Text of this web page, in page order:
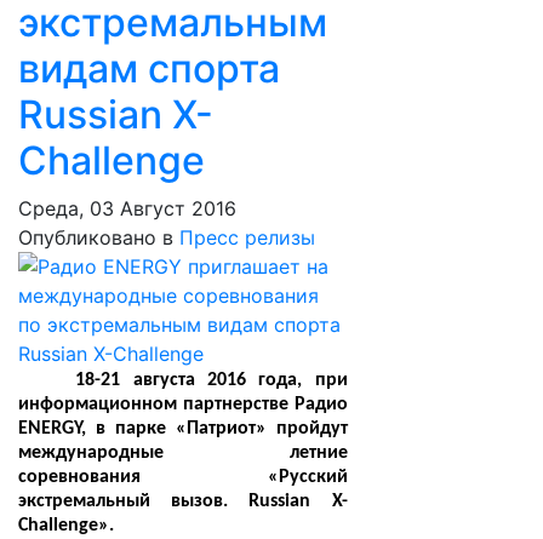
экстремальным
видам спорта
Russian X-
Challenge
Среда, 03 Август 2016
Опубликовано в Пресс релизы
18-21 августа 2016 года, при
информационном партнерстве Радио
ENERGY, в парке «Патриот» пройдут
международные летние
соревнования «Русский
экстремальный вызов. Russian X-
Challenge».